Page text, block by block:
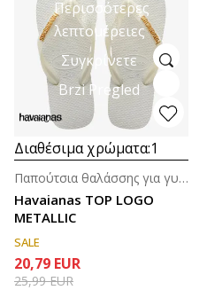
Περισσότερες
λεπτομέρειες
Συγκρίνετε
Brzi Pregled
Διαθέσιμα χρώματα:1
Havaianas TOP LOGO
METALLIC
Παπούτσια θαλάσσης για γυναίκες
SALE
20,79 EUR
25,99EUR